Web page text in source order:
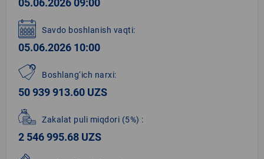
8
05.06.2026 09:00
Savdo boshlanish vaqti:
05.06.2026 10:00
Boshlang‘ich narxi:
50 939 913.60 UZS
Zakalat puli miqdori (5%) :
2 546 995.68 UZS